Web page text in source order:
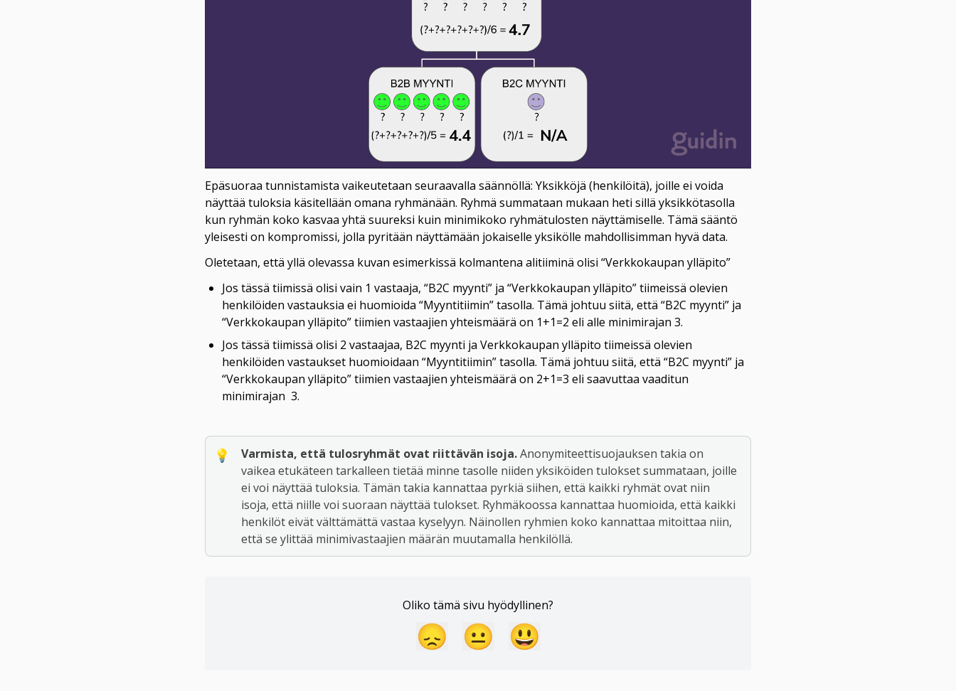
Epäsuoraa tunnistamista vaikeutetaan seuraavalla säännöllä: Yksikköjä (henkilöitä), joille ei voida
näyttää tuloksia käsitellään omana ryhmänään. Ryhmä summataan mukaan heti sillä yksikkötasolla
kun ryhmän koko kasvaa yhtä suureksi kuin minimikoko ryhmätulosten näyttämiselle. Tämä sääntö
yleisesti on kompromissi, jolla pyritään näyttämään jokaiselle yksikölle mahdollisimman hyvä data.
Oletetaan, että yllä olevassa kuvan esimerkissä kolmantena alitiiminä olisi “Verkkokaupan ylläpito”
Jos tässä tiimissä olisi vain 1 vastaaja, “B2C myynti” ja “Verkkokaupan ylläpito” tiimeissä olevien
henkilöiden vastauksia ei huomioida “Myyntitiimin” tasolla. Tämä johtuu siitä, että “B2C myynti” ja
“Verkkokaupan ylläpito” tiimien vastaajien yhteismäärä on 1+1=2 eli alle minimirajan 3.
Jos tässä tiimissä olisi 2 vastaajaa, B2C myynti ja Verkkokaupan ylläpito tiimeissä olevien
henkilöiden vastaukset huomioidaan “Myyntitiimin” tasolla. Tämä johtuu siitä, että “B2C myynti” ja
“Verkkokaupan ylläpito” tiimien vastaajien yhteismäärä on 2+1=3 eli saavuttaa vaaditun
minimirajan  3.
💡 Varmista, että tulosryhmät ovat riittävän isoja. Anonymiteettisuojauksen takia on
vaikea etukäteen tarkalleen tietää minne tasolle niiden yksiköiden tulokset summataan, joille
ei voi näyttää tuloksia. Tämän takia kannattaa pyrkiä siihen, että kaikki ryhmät ovat niin
isoja, että niille voi suoraan näyttää tulokset. Ryhmäkoossa kannattaa huomioida, että kaikki
henkilöt eivät välttämättä vastaa kyselyyn. Näinollen ryhmien koko kannattaa mitoittaa niin,
että se ylittää minimivastaajien määrän muutamalla henkilöllä.
Oliko tämä sivu hyödyllinen?
😞 😐 😃